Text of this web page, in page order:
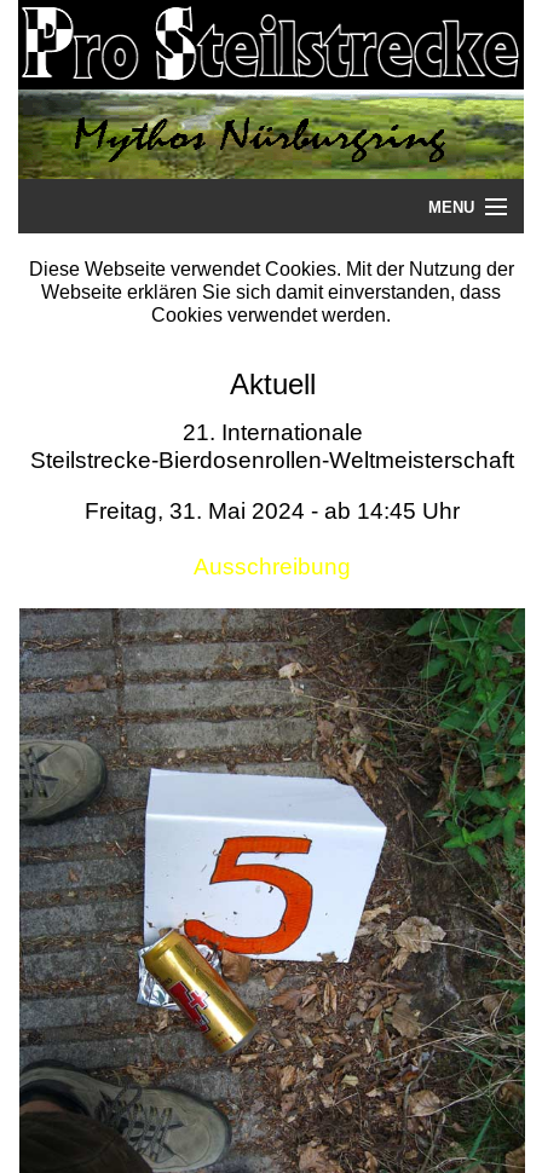
MENU
Startseite
Literatur
Termine
Diese Webseite verwendet Cookies. Mit der Nutzung der
Webseite erklären Sie sich damit einverstanden, dass
Cookies verwendet werden.
Aktuell
21. Internationale
Steilstrecke-Bierdosenrollen-Weltmeisterschaft
Freitag, 31. Mai 2024 - ab 14:45 Uhr
Ausschreibung